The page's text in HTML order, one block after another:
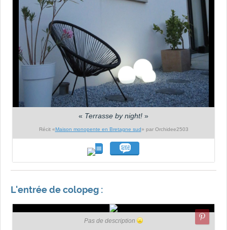
« Terrasse by night! »
Récit «Maison monopente en Bretagne sud» par Orchidee2503
L'entrée de colopeg :
Pas de description